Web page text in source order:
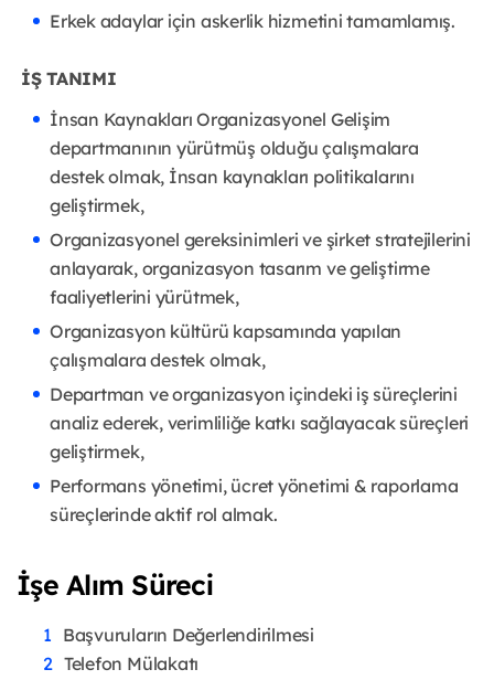
Erkek adaylar için askerlik hizmetini tamamlamış.
İŞ TANIMI
İnsan Kaynakları Organizasyonel Gelişim
departmanının yürütmüş olduğu çalışmalara
destek olmak, İnsan kaynakları politikalarını
geliştirmek,
Organizasyonel gereksinimleri ve şirket stratejilerini
anlayarak, organizasyon tasarım ve geliştirme
faaliyetlerini yürütmek,
Organizasyon kültürü kapsamında yapılan
çalışmalara destek olmak,
Departman ve organizasyon içindeki iş süreçlerini
analiz ederek, verimliliğe katkı sağlayacak süreçleri
geliştirmek,
Performans yönetimi, ücret yönetimi & raporlama
süreçlerinde aktif rol almak.
İşe Alım Süreci
Başvuruların Değerlendirilmesi
Telefon Mülakatı